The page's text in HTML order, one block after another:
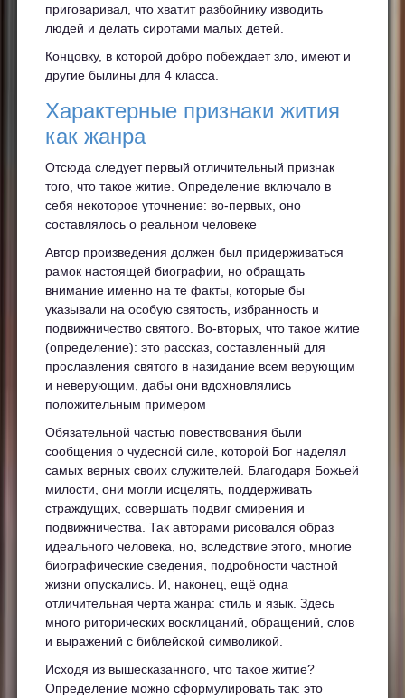
приговаривал, что хватит разбойнику изводить
людей и делать сиротами малых детей.
Концовку, в которой добро побеждает зло, имеют и
другие былины для 4 класса.
Характерные признаки жития
как жанра
Отсюда следует первый отличительный признак
того, что такое житие. Определение включало в
себя некоторое уточнение: во-первых, оно
составлялось о реальном человеке
Автор произведения должен был придерживаться
рамок настоящей биографии, но обращать
внимание именно на те факты, которые бы
указывали на особую святость, избранность и
подвижничество святого. Во-вторых, что такое житие
(определение): это рассказ, составленный для
прославления святого в назидание всем верующим
и неверующим, дабы они вдохновлялись
положительным примером
Обязательной частью повествования были
сообщения о чудесной силе, которой Бог наделял
самых верных своих служителей. Благодаря Божьей
милости, они могли исцелять, поддерживать
страждущих, совершать подвиг смирения и
подвижничества. Так авторами рисовался образ
идеального человека, но, вследствие этого, многие
биографические сведения, подробности частной
жизни опускались. И, наконец, ещё одна
отличительная черта жанра: стиль и язык. Здесь
много риторических восклицаний, обращений, слов
и выражений с библейской символикой.
Исходя из вышесказанного, что такое житие?
Определение можно сформулировать так: это